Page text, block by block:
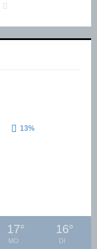
13%
17°
MO
16°
DI